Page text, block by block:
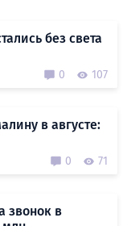
без света
0 107
в августе:
0 71
звонок в